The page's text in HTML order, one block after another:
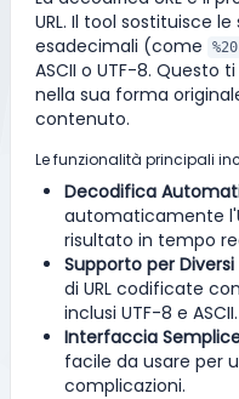
URL. Il tool sostituisce
esadecimali (come
%20
ASCII o UTF-8. Questo
nella sua forma
contenuto.
Le funzionalità principali
Decodifica
automaticamente
risultato in tempo
Supporto per
di URL codificate
inclusi UTF-8 e ASCII.
Interfaccia
facile da usare per
complicazioni.